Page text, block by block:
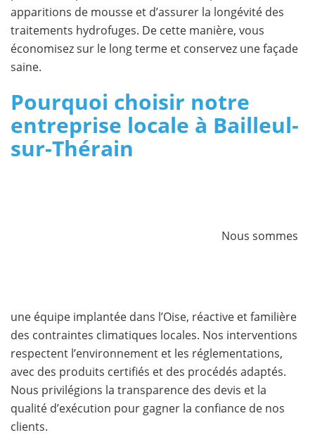
apparitions de mousse et d’assurer la longévité des
traitements hydrofuges. De cette manière, vous
économisez sur le long terme et conservez une façade
saine.
Pourquoi choisir notre
entreprise locale à Bailleul-
sur-Thérain
Nous sommes
une équipe implantée dans l’Oise, réactive et familière
des contraintes climatiques locales. Nos interventions
respectent l’environnement et les réglementations,
avec des produits certifiés et des procédés adaptés.
Nous privilégions la transparence des devis et la
qualité d’exécution pour gagner la confiance de nos
clients.